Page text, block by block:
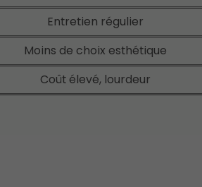
Entretien régulier
Moins de choix esthétique
Coût élevé, lourdeur